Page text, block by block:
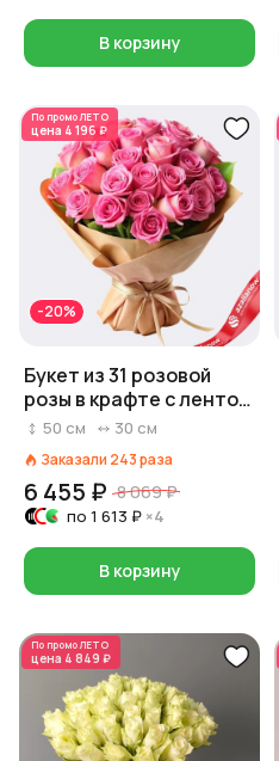
В корзину
По промоЛЕТО
цена 4 196 ₽
-20%
Букет из 31 розовой
розы в крафте с лентой,
Россия, 50 см
50 см 30 см
Заказали 243раза
6 455 ₽ 8 069 ₽
по 1 613 ₽ ×4
В корзину
По промоЛЕТО
цена 4 849 ₽